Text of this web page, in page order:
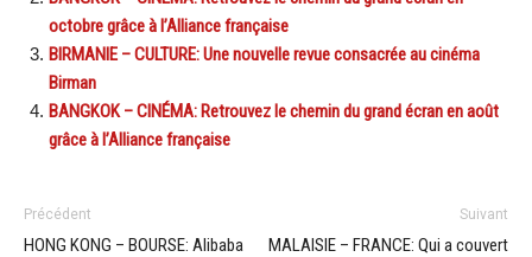
octobre grâce à l’Alliance française
BIRMANIE – CULTURE: Une nouvelle revue consacrée au cinéma
Birman
BANGKOK – CINÉMA: Retrouvez le chemin du grand écran en août
grâce à l’Alliance française
Précédent
HONG KONG – BOURSE: Alibaba
Suivant
MALAISIE – FRANCE: Qui a couvert